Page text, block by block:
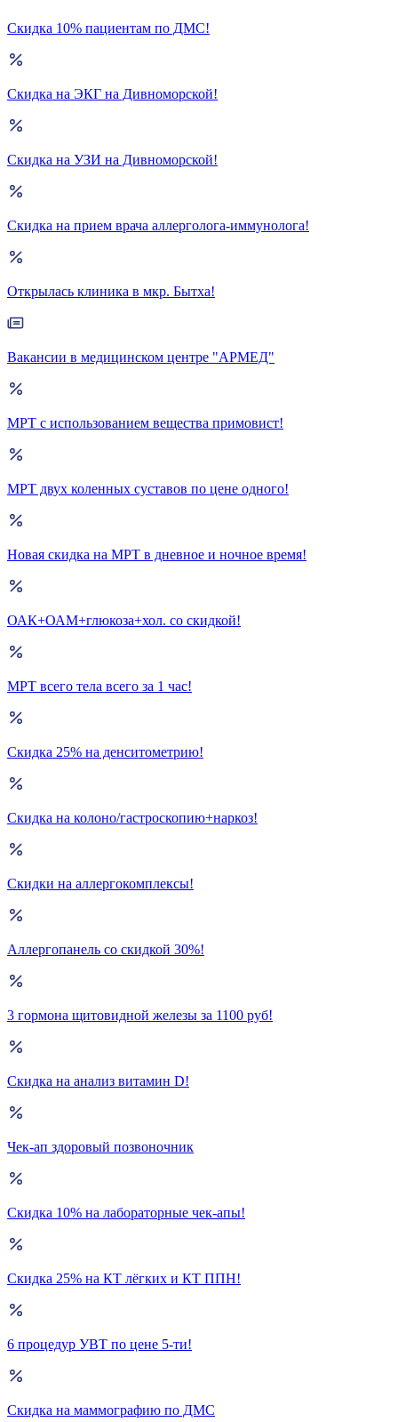
Скидка 10% пациентам по ДМС!
Скидка на ЭКГ на Дивноморской!
Скидка на УЗИ на Дивноморской!
Скидка на прием врача аллерголога-иммунолога!
Открылась клиника в мкр. Бытха!
Вакансии в медицинском центре "АРМЕД"
МРТ с использованием вещества примовист!
МРТ двух коленных суставов по цене одного!
Новая скидка на МРТ в дневное и ночное время!
ОАК+ОАМ+глюкоза+хол. со скидкой!
МРТ всего тела всего за 1 час!
Скидка 25% на денситометрию!
Скидка на колоно/гастроскопию+наркоз!
Скидки на аллергокомплексы!
Аллергопанель со скидкой 30%!
3 гормона щитовидной железы за 1100 руб!
Скидка на анализ витамин D!
Чек-ап здоровый позвоночник
Скидка 10% на лабораторные чек-апы!
Скидка 25% на КТ лёгких и КТ ППН!
6 процедур УВТ по цене 5-ти!
Скидка на маммографию по ДМС